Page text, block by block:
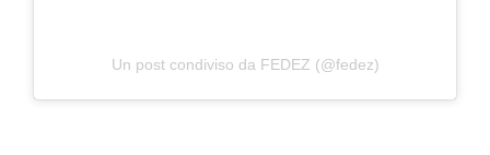
Un post condiviso da FEDEZ (@fedez)